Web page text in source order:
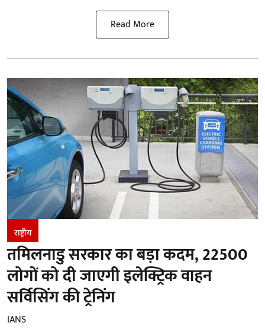
Read More
राष्ट्रीय
तमिलनाडु सरकार का बड़ा कदम, 22500
लोगों को दी जाएगी इलेक्ट्रिक वाहन
सर्विसिंग की ट्रेनिंग
IANS